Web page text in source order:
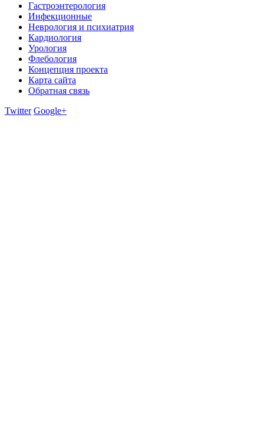
Гастроэнтерология
Инфекционные
Неврология и психиатрия
Кардиология
Урология
Флебология
Концепция проекта
Карта сайта
Обратная связь
Twitter Google+